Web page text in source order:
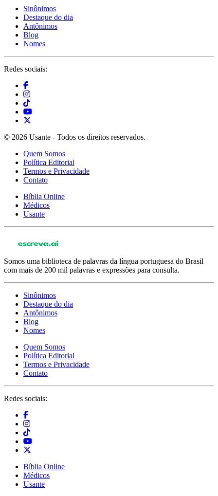
Sinônimos
Destaque do dia
Antônimos
Blog
Nomes
Redes sociais:
© 2026 Usante - Todos os direitos reservados.
Quem Somos
Política Editorial
Termos e Privacidade
Contato
Bíblia Online
Médicos
Usante
Somos uma biblioteca de palavras da língua portuguesa do Brasil
com mais de 200 mil palavras e expressões para consulta.
Sinônimos
Destaque do dia
Antônimos
Blog
Nomes
Quem Somos
Política Editorial
Termos e Privacidade
Contato
Redes sociais:
Bíblia Online
Médicos
Usante